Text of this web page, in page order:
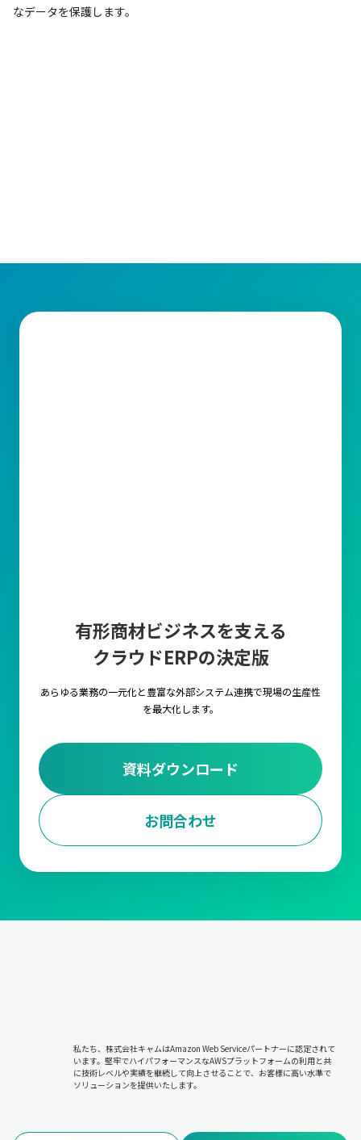
なデータを保護します。
有形商材ビジネスを支える
クラウドERPの決定版
あらゆる業務の一元化と豊富な外部システム連携で現場の生産性
を最大化します。
資料ダウンロード
お問合わせ
私たち、株式会社キャムはAmazon Web Serviceパートナーに認定されて
います。堅牢でハイパフォーマンスなAWSプラットフォームの利用と共
に技術レベルや実績を継続して向上させることで、お客様に高い水準で
ソリューションを提供いたします。